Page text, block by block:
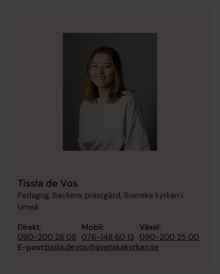
Tissla de Vos
Pedagog, Backens prästgård, Svenska kyrkan i
Umeå
Direkt:
090-200 28 08
Mobil:
076-148 60 13
Växel:
090-200 25 00
E-post:tissla.de.vos@svenskakyrkan.se